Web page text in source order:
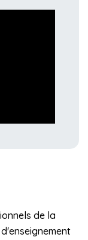
de la